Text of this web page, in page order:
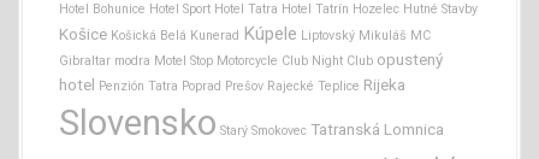
Hotel Bohunice Hotel Sport Hotel Tatra Hotel Tatrín Hozelec Hutné Stavby
Košice Košická Belá Kunerad Kúpele Liptovský Mikuláš MC
Gibraltar modra Motel Stop Motorcycle Club Night Club opustený
hotel
Penzión Tatra Poprad Prešov Rajecké Teplice Rijeka
Slovensko Starý Smokovec Tatranská Lomnica